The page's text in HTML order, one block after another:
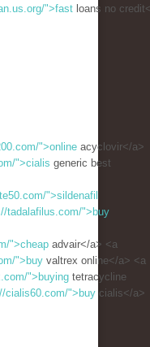
">fast loans no
">online acyclovir</a>
">cialis generic best
">sildenafil
tadalafilus.com/">buy
">cheap advair</a> <a
">buy valtrex online</a> <a
">buying tetracycline
cialis60.com/">buy cialis</a>